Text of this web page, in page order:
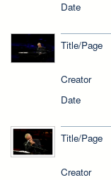
Date
Title/Page
Creator
Date
Title/Page
Creator